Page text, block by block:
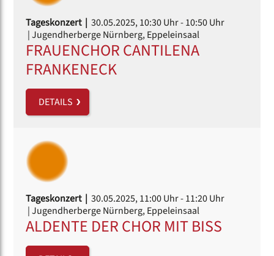
Tageskonzert | 30.05.2025, 10:30 Uhr- 10:50 Uhr
| Jugendherberge Nürnberg, Eppeleinsaal
FRAUENCHOR CANTILENA
FRANKENECK
DETAILS
Tageskonzert | 30.05.2025, 11:00 Uhr- 11:20 Uhr
| Jugendherberge Nürnberg, Eppeleinsaal
ALDENTE DER CHOR MIT BISS